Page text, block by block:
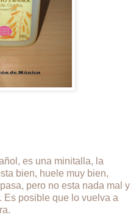
es una minitalla, la
bien, huele muy bien,
pero no esta nada mal y
Es posible que lo vuelva a